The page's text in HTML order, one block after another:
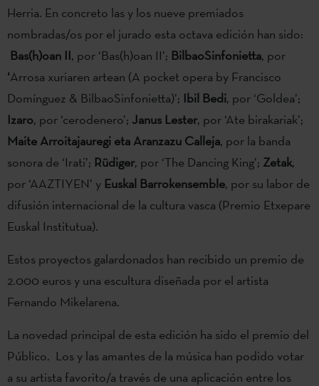
Herria. En concreto las y los nueve premiados
nombradas/os por el jurado esta octava edición han sido:
Bas(h)oan II, por ‘Bas(h)oan II’; BilbaoSinfonietta, por
‘Arrosa xuriaren artean (A pocket opera by Francisco
Domínguez & BilbaoSinfonietta)’; Ibil Bedi, por ‘Goldea’;
Izaro, por ‘cerodenero’; Janus Lester, por ‘Ate birakariak’;
Maite Arroitajauregi eta Aranzazu Calleja, por la banda
sonora de ‘Irati’; Rüdiger, por ‘The Dancing King’; Zetak,
por ‘AAZTIYEN’ y Euskal Barrokensemble, por su labor de
difusión internacional de la cultura vasca (Premio Etxepare
Euskal Institutua).
Estos proyectos galardonados han recibido un premio de
2.000 euros y una escultura diseñada por el artista
Fernando Mikelarena.
La novedad principal de esta edición ha sido el premio del
Público. Los y las amantes de la música han podido votar
a su artista favorito/a través de una aplicación entre los